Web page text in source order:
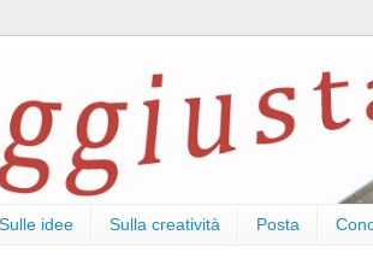
Sulle idee Sulla creatività Posta